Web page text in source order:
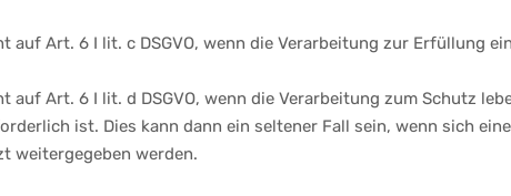
auf Art. 6 I lit. c DSGVO, wenn die Verarbeitung zur Erfüllung
auf Art. 6 I lit. d DSGVO, wenn die Verarbeitung zum Schutz
ist. Dies kann dann ein seltener Fall sein, wenn sich
weitergegeben werden.